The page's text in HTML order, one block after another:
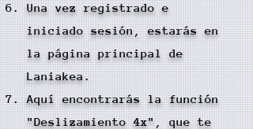
Una vez registrado e
iniciado sesión, estarás en
la página principal de
Laniakea.
Aquí encontrarás la función
"Deslizamiento 4x", que te